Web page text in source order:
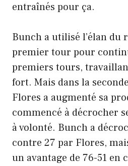
entraînés pour ça.
Bunch a utilisé l’élan du
premier tour pour
premiers tours,
fort. Mais dans la
Flores a augmenté sa
commencé à décrocher
à volonté. Bunch a
contre 27 par Flores,
un avantage de 76-51 en